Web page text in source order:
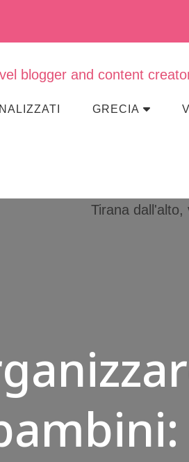
curiosità, lentezza e meraviglia
GRECIA